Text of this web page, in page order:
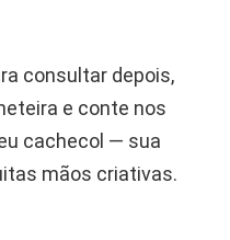
consultar depois,
e conte nos
cachecol — sua
mãos criativas.